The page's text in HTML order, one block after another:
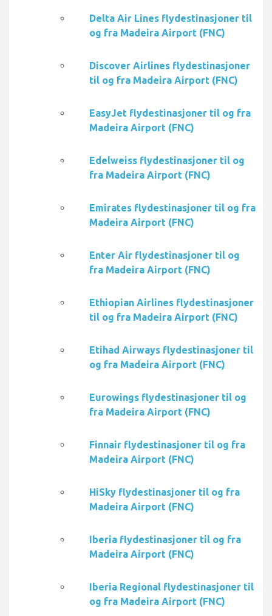
Delta Air Lines flydestinasjoner til
og fra Madeira Airport (FNC)
Discover Airlines flydestinasjoner
til og fra Madeira Airport (FNC)
EasyJet flydestinasjoner til og fra
Madeira Airport (FNC)
Edelweiss flydestinasjoner til og
fra Madeira Airport (FNC)
Emirates flydestinasjoner til og fra
Madeira Airport (FNC)
Enter Air flydestinasjoner til og
fra Madeira Airport (FNC)
Ethiopian Airlines flydestinasjoner
til og fra Madeira Airport (FNC)
Etihad Airways flydestinasjoner til
og fra Madeira Airport (FNC)
Eurowings flydestinasjoner til og
fra Madeira Airport (FNC)
Finnair flydestinasjoner til og fra
Madeira Airport (FNC)
HiSky flydestinasjoner til og fra
Madeira Airport (FNC)
Iberia flydestinasjoner til og fra
Madeira Airport (FNC)
Iberia Regional flydestinasjoner til
og fra Madeira Airport (FNC)